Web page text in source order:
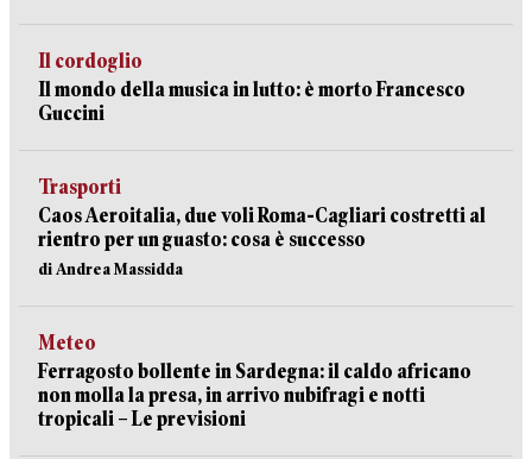
Il cordoglio
Il mondo della musica in lutto: è morto Francesco
Guccini
Trasporti
Caos Aeroitalia, due voli Roma-Cagliari costretti al
rientro per un guasto: cosa è successo
di Andrea Massidda
Meteo
Ferragosto bollente in Sardegna: il caldo africano
non molla la presa, in arrivo nubifragi e notti
tropicali – Le previsioni